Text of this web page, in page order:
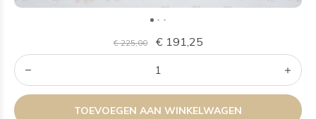
€ 225,00 € 191,25
TOEVOEGEN AAN WINKELWAGEN